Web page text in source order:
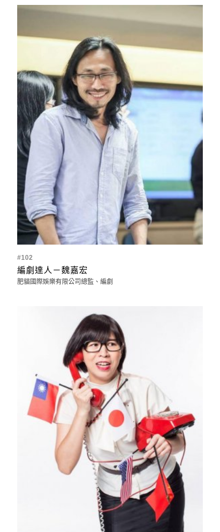
#102
編劇達人－魏嘉宏
肥貓國際娛樂有限公司總監、編劇